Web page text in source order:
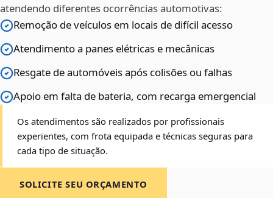
atendendo diferentes ocorrências automotivas:
Remoção de veículos em locais de difícil acesso
Atendimento a panes elétricas e mecânicas
Resgate de automóveis após colisões ou falhas
Apoio em falta de bateria, com recarga emergencial
Os atendimentos são realizados por profissionais
experientes, com frota equipada e técnicas seguras para
cada tipo de situação.
SOLICITE SEU ORÇAMENTO